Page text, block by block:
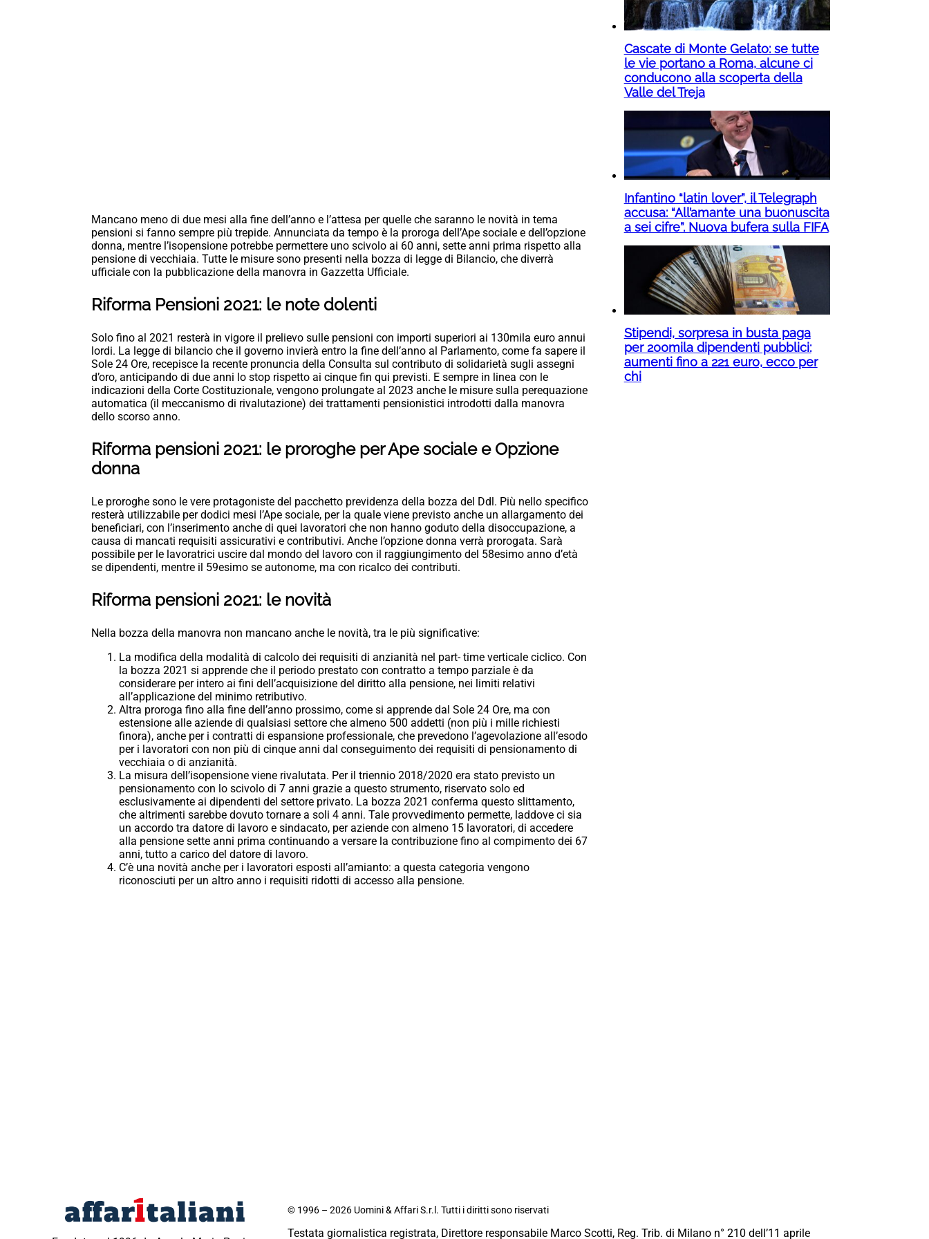
Mancano meno di due mesi alla fine dell’anno e l’attesa per quelle che saranno le novità in tema
pensioni si fanno sempre più trepide. Annunciata da tempo è la proroga dell’Ape sociale e dell’opzione
donna, mentre l’isopensione potrebbe permettere uno scivolo ai 60 anni, sette anni prima rispetto alla
pensione di vecchiaia. Tutte le misure sono presenti nella bozza di legge di Bilancio, che diverrà
ufficiale con la pubblicazione della manovra in Gazzetta Ufficiale.
Riforma Pensioni 2021: le note dolenti
Solo fino al 2021 resterà in vigore il prelievo sulle pensioni con importi superiori ai 130mila euro annui
lordi. La legge di bilancio che il governo invierà entro la fine dell’anno al Parlamento, come fa sapere il
Sole 24 Ore, recepisce la recente pronuncia della Consulta sul contributo di solidarietà sugli assegni
d’oro, anticipando di due anni lo stop rispetto ai cinque fin qui previsti. E sempre in linea con le
indicazioni della Corte Costituzionale, vengono prolungate al 2023 anche le misure sulla perequazione
automatica (il meccanismo di rivalutazione) dei trattamenti pensionistici introdotti dalla manovra
dello scorso anno.
Riforma pensioni 2021: le proroghe per Ape sociale e Opzione
donna
Le proroghe sono le vere protagoniste del pacchetto previdenza della bozza del Ddl. Più nello specifico
resterà utilizzabile per dodici mesi l’Ape sociale, per la quale viene previsto anche un allargamento dei
beneficiari, con l’inserimento anche di quei lavoratori che non hanno goduto della disoccupazione, a
causa di mancati requisiti assicurativi e contributivi. Anche l’opzione donna verrà prorogata. Sarà
possibile per le lavoratrici uscire dal mondo del lavoro con il raggiungimento del 58esimo anno d’età
se dipendenti, mentre il 59esimo se autonome, ma con ricalco dei contributi.
Riforma pensioni 2021: le novità
Nella bozza della manovra non mancano anche le novità, tra le più significative:
La modifica della modalità di calcolo dei requisiti di anzianità nel part- time verticale ciclico. Con
la bozza 2021 si apprende che il periodo prestato con contratto a tempo parziale è da
considerare per intero ai fini dell’acquisizione del diritto alla pensione, nei limiti relativi
all’applicazione del minimo retributivo.
Altra proroga fino alla fine dell’anno prossimo, come si apprende dal Sole 24 Ore, ma con
estensione alle aziende di qualsiasi settore che almeno 500 addetti (non più i mille richiesti
finora), anche per i contratti di espansione professionale, che prevedono l’agevolazione all’esodo
per i lavoratori con non più di cinque anni dal conseguimento dei requisiti di pensionamento di
vecchiaia o di anzianità.
La misura dell’isopensione viene rivalutata. Per il triennio 2018/2020 era stato previsto un
pensionamento con lo scivolo di 7 anni grazie a questo strumento, riservato solo ed
esclusivamente ai dipendenti del settore privato. La bozza 2021 conferma questo slittamento,
che altrimenti sarebbe dovuto tornare a soli 4 anni. Tale provvedimento permette, laddove ci sia
un accordo tra datore di lavoro e sindacato, per aziende con almeno 15 lavoratori, di accedere
alla pensione sette anni prima continuando a versare la contribuzione fino al compimento dei 67
anni, tutto a carico del datore di lavoro.
C’è una novità anche per i lavoratori esposti all’amianto: a questa categoria vengono
riconosciuti per un altro anno i requisiti ridotti di accesso alla pensione.
Cascate di Monte Gelato: se tutte
le vie portano a Roma, alcune ci
conducono alla scoperta della
Valle del Treja
Infantino “latin lover”, il Telegraph
accusa: “All’amante una buonuscita
a sei cifre”. Nuova bufera sulla FIFA
Stipendi, sorpresa in busta paga
per 200mila dipendenti pubblici:
aumenti fino a 221 euro, ecco per
chi
© 1996 – 2026 Uomini & Affari S.r.l. Tutti i diritti sono riservati
Testata giornalistica registrata, Direttore responsabile Marco Scotti, Reg. Trib. di Milano n° 210 dell’11 aprile